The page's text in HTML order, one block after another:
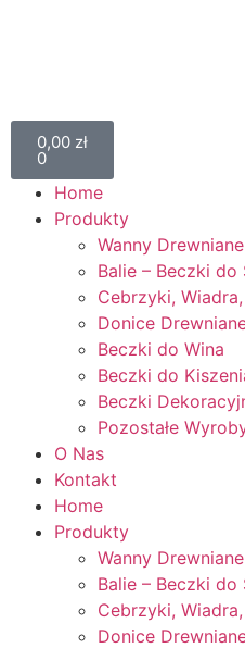
0,00 zł
0
Home
Produkty
Wanny Drewniane
Balie – Beczki do
Cebrzyki,
Donice
Beczki do Wina
Beczki do
Beczki
Pozostałe
O Nas
Kontakt
Home
Produkty
Wanny Drewniane
Balie – Beczki do
Cebrzyki,
Donice